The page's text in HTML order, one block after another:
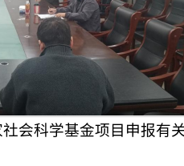
会科学基金项目申报有